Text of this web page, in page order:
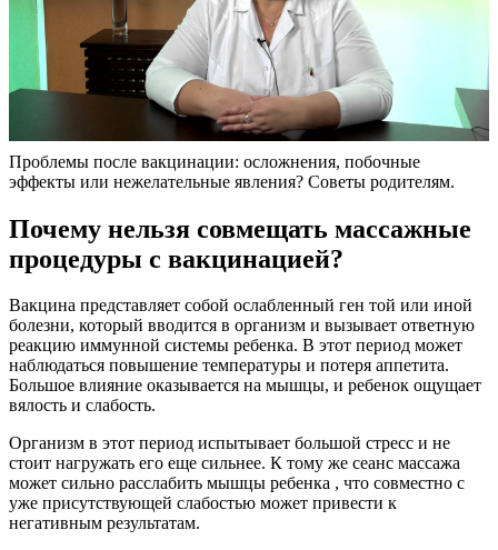
Проблемы после вакцинации: осложнения, побочные
эффекты или нежелательные явления? Советы родителям.
Почему нельзя совмещать массажные
процедуры с вакцинацией?
Вакцина представляет собой ослабленный ген той или иной
болезни, который вводится в организм и вызывает ответную
реакцию иммунной системы ребенка. В этот период может
наблюдаться повышение температуры и потеря аппетита.
Большое влияние оказывается на мышцы, и ребенок ощущает
вялость и слабость.
Организм в этот период испытывает большой стресс и не
стоит нагружать его еще сильнее. К тому же сеанс массажа
может сильно расслабить мышцы ребенка , что совместно с
уже присутствующей слабостью может привести к
негативным результатам.